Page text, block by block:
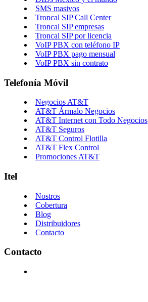
SMS masivos
Troncal SIP Call Center
Troncal SIP empresas
Troncal SIP por licencia
VoIP PBX con teléfono IP
VoIP PBX pago mensual
VoIP PBX sin contrato
Telefonía Móvil
Negocios AT&T
AT&T Ármalo Negocios
AT&T Internet con Todo Negocios
AT&T Seguros
AT&T Control Flotilla
AT&T Flex Control
Promociones AT&T
Itel
Nostros
Cobertura
Blog
Distribuidores
Contacto
Contacto